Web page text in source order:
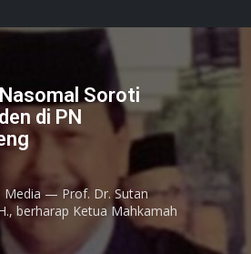
Soroti
di PN
Media — Prof. Dr. Sutan
berharap Ketua Mahkamah